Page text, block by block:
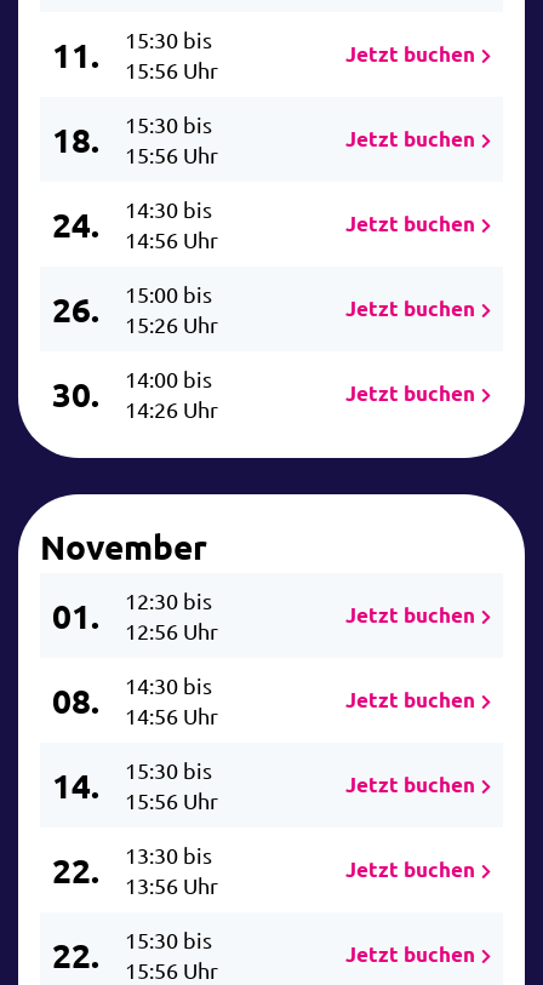
11.
15:30 bis
15:56 Uhr
Jetzt buchen
18.
15:30 bis
15:56 Uhr
Jetzt buchen
24.
14:30 bis
14:56 Uhr
Jetzt buchen
26.
15:00 bis
15:26 Uhr
Jetzt buchen
30.
14:00 bis
14:26 Uhr
Jetzt buchen
November
01.
12:30 bis
12:56 Uhr
Jetzt buchen
08.
14:30 bis
14:56 Uhr
Jetzt buchen
14.
15:30 bis
15:56 Uhr
Jetzt buchen
22.
13:30 bis
13:56 Uhr
Jetzt buchen
22.
15:30 bis
15:56 Uhr
Jetzt buchen